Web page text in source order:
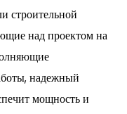
строительной
над проектом на
надежный
мощность и